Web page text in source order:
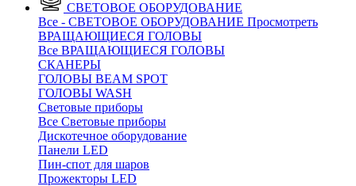
СВЕТОВОЕ ОБОРУДОВАНИЕ
Все - СВЕТОВОЕ ОБОРУДОВАНИЕ Просмотреть
ВРАЩАЮЩИЕСЯ ГОЛОВЫ
Все ВРАЩАЮЩИЕСЯ ГОЛОВЫ
CКАНЕРЫ
ГОЛОВЫ BEAM SPOT
ГОЛОВЫ WASH
Световые приборы
Все Световые приборы
Дискотечное оборудование
Панели LED
Пин-спот для шаров
Прожекторы LED